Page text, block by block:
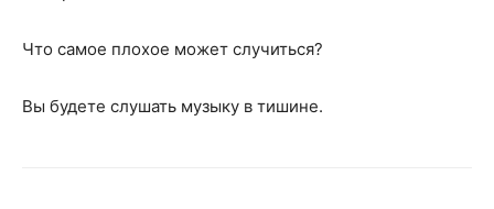
Что самое плохое может случиться?
Вы будете слушать музыку в тишине.